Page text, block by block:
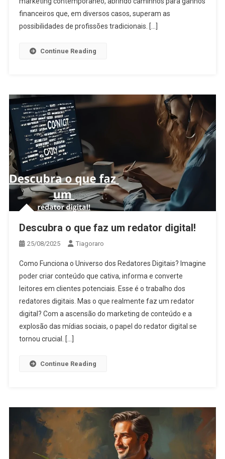
financeiros que, em diversos casos, superam as
possibilidades de profissões tradicionais. […]
Continue Reading
Descubra o que faz um redator digital!
25/08/2025 Tiagoraro
Como Funciona o Universo dos Redatores Digitais? Imagine
poder criar conteúdo que cativa, informa e converte
leitores em clientes potenciais. Esse é o trabalho dos
redatores digitais. Mas o que realmente faz um redator
digital? Com a ascensão do marketing de conteúdo e a
explosão das mídias sociais, o papel do redator digital se
tornou crucial. […]
Continue Reading